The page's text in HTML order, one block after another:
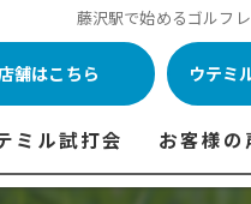
藤沢駅で始めるゴルフ
舗はこちら ウテミ
ミル試打会 お客様の